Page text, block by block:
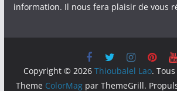
information. Il nous fera plaisir de vous
Copyright © 2026Thioubalel Lao.
Theme ColorMag par ThemeGrill.